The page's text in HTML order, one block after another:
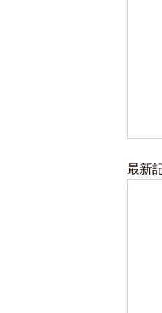
最新